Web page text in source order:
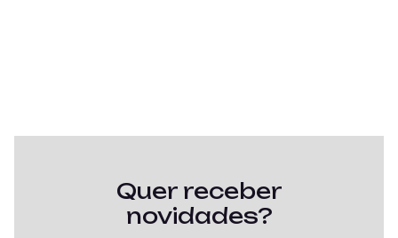
Quer receber
novidades?